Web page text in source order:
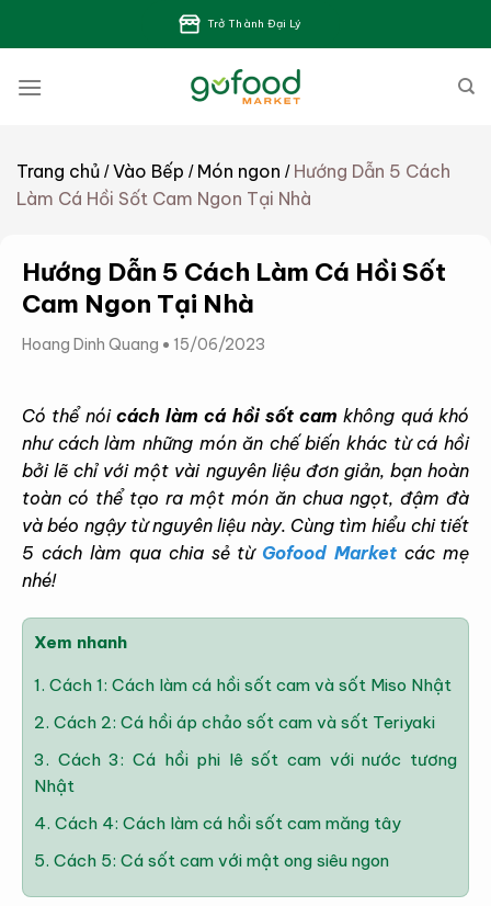
dung
Trở Thành Đại Lý
Trang chủ /Vào Bếp / Món ngon / Hướng Dẫn 5 Cách
Làm Cá Hồi Sốt Cam Ngon Tại Nhà
Hướng Dẫn 5 Cách Làm Cá Hồi Sốt
Cam Ngon Tại Nhà
Hoang Dinh Quang 15/06/2023
Có thể nói cách làm cá hồi sốt cam không quá khó
như cách làm những món ăn chế biến khác từ cá hồi
bởi lẽ chỉ với một vài nguyên liệu đơn giản, bạn hoàn
toàn có thể tạo ra một món ăn chua ngọt, đậm đà
và béo ngậy từ nguyên liệu này. Cùng tìm hiểu chi tiết
5 cách làm qua chia sẻ từ Gofood Market các mẹ
nhé!
Xem nhanh
1. Cách 1: Cách làm cá hồi sốt cam và sốt Miso Nhật
2. Cách 2: Cá hồi áp chảo sốt cam và sốt Teriyaki
3. Cách 3: Cá hồi phi lê sốt cam với nước tương
Nhật
4. Cách 4: Cách làm cá hồi sốt cam măng tây
5. Cách 5: Cá sốt cam với mật ong siêu ngon